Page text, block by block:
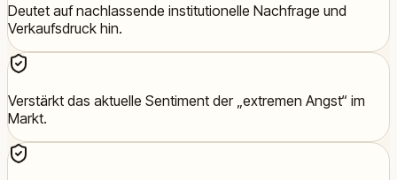
Deutet auf nachlassende institutionelle Nachfrage und
Verkaufsdruck hin.
Verstärkt das aktuelle Sentiment der „extremen Angst“ im
Markt.